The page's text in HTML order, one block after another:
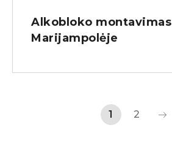
Alkobloko montavimas
Marijampolėje
1 2